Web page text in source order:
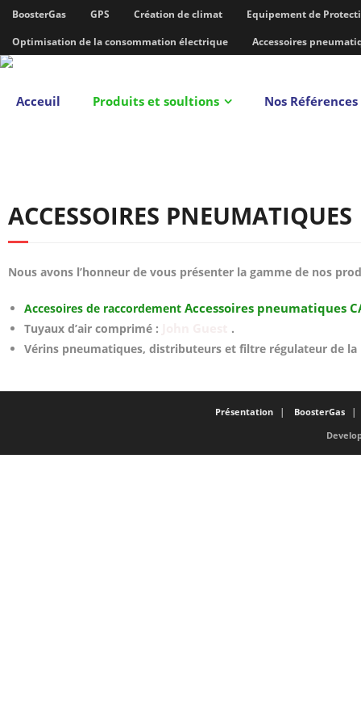
BoosterGas GPS Création de climat
Equipement de
Optimisation de la consommation électrique
Accessoires
Acceuil Produits et soultions Nos Références
ACCESSOIRES PNEUMATIQUES
Nous avons l’honneur de vous présenter la gamme de nos
Accesoires de raccordement Accessoires pneumatiques
Tuyaux d’air comprimé :
.
Vérins pneumatiques, distributeurs et filtre régulateur de
Présentation
BoosterGas